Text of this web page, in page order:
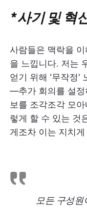
*사기 및 혁
사람들은 맥락을
을 느낍니다. 저는
얻기 위해 '무작정'
—추가 회의를 설정
보를 조각조각 모
렇게 할 수 있는 것
게조차 이는 지치
모든 구성원